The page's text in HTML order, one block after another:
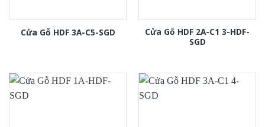
Cửa Gỗ HDF 3A-C5-SGD
Cửa Gỗ HDF 2A-C1 3-HDF-
SGD